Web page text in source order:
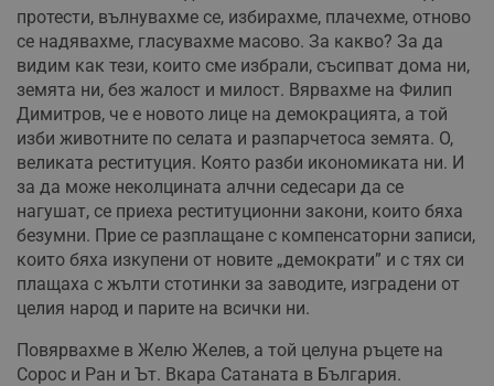
протести, вълнувахме се, избирахме, плачехме, отново
се надявахме, гласувахме масово. За какво? За да
видим как тези, които сме избрали, съсипват дома ни,
земята ни, без жалост и милост. Вярвахме на Филип
Димитров, че е новото лице на демокрацията, а той
изби животните по селата и разпарчетоса земята. О,
великата реституция. Която разби икономиката ни. И
за да може неколцината алчни седесари да се
нагушат, се приеха реституционни закони, които бяха
безумни. Прие се разплащане с компенсаторни записи,
които бяха изкупени от новите „демократи” и с тях си
плащаха с жълти стотинки за заводите, изградени от
целия народ и парите на всички ни.
Повярвахме в Желю Желев, а той целуна ръцете на
Сорос и Ран и Ът. Вкара Сатаната в България.